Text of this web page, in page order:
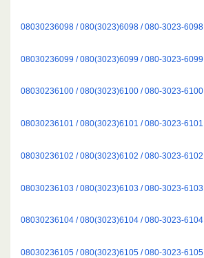
08030236098 / 080(3023)6098 / 080-3023-6098
08030236099 / 080(3023)6099 / 080-3023-6099
08030236100 / 080(3023)6100 / 080-3023-6100
08030236101 / 080(3023)6101 / 080-3023-6101
08030236102 / 080(3023)6102 / 080-3023-6102
08030236103 / 080(3023)6103 / 080-3023-6103
08030236104 / 080(3023)6104 / 080-3023-6104
08030236105 / 080(3023)6105 / 080-3023-6105